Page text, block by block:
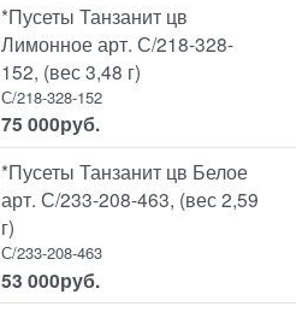
*Пусеты Танзанит цв
Лимонное арт. С/218-328-
152, (вес 3,48 г)
С/218-328-152
75 000руб.
*Пусеты Танзанит цв Белое
арт. С/233-208-463, (вес 2,59
г)
С/233-208-463
53 000руб.